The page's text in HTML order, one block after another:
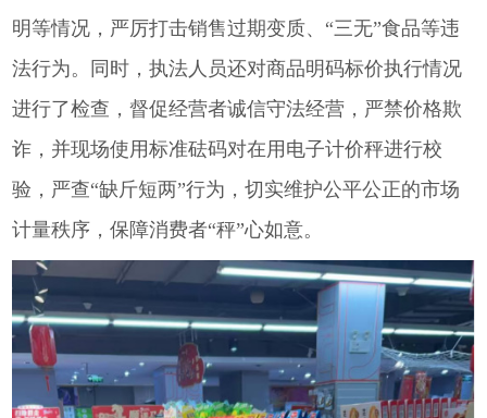
明等情况，严厉打击销售过期变质、“三无”食品等违
法行为。同时，执法人员还对商品明码标价执行情况
进行了检查，督促经营者诚信守法经营，严禁价格欺
诈，并现场使用标准砝码对在用电子计价秤进行校
验，严查“缺斤短两”行为，切实维护公平公正的市场
计量秩序，保障消费者“秤”心如意。